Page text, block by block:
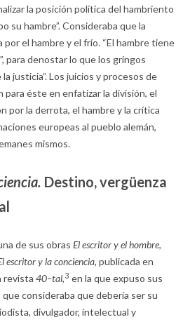
la posición política del hambriento
su hambre”. Consideraba que la
por el hambre y el frío. “El hambre tiene
para denostar lo que los gringos
justicia”. Los juicios y procesos de
para éste en enfatizar la división, el
por la derrota, el hambre y la crítica
europeas al pueblo alemán,
mismos.
Destino, vergüenza
de sus obras El escritor y el hombre,
escritor y la conciencia, publicada en
revista 40–tal,3 en la que expuso sus
consideraba que debería ser su
divulgador, intelectual y